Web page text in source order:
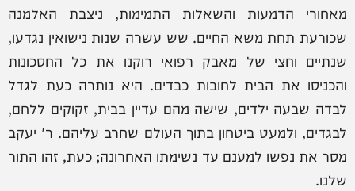
מאחורי הדמעות והשאלות התמימות, ניצבת האלמנה
שכורעת תחת משא החיים. שש עשרה שנות נישואין נגדעו,
שנתיים וחצי של מאבק רפואי רוקנו את כל החסכונות
והכניסו את הבית לחובות כבדים. היא נותרה כעת לגדל
לבדה שבעה ילדים, שישה מהם עדיין בבית, זקוקים ללחם,
לבגדים, ולמעט ביטחון בתוך העולם שחרב עליהם. ר' יעקב
מסר את נפשו למענם עד נשימתו האחרונה; כעת, זהו התור
שלנו.